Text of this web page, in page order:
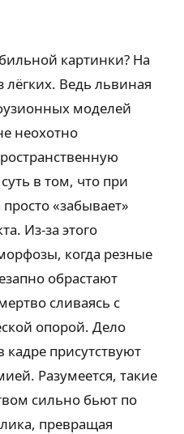
картинки? На
лёгких. Ведь львиная
моделей
неохотно
в том, что при
«забывает»
Из-за этого
когда резные
обрастают
сливаясь с
опорой. Дело
кадре присутствуют
Разумеется, такие
сильно бьют по
превращая